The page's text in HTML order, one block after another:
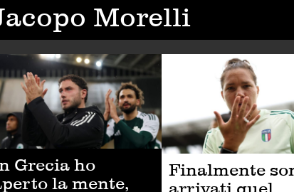
Morelli
Grecia ho
la mente,
Finalmente